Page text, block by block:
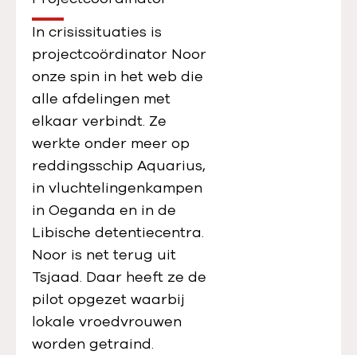
In crisissituaties is
projectcoördinator Noor
onze spin in het web die
alle afdelingen met
elkaar verbindt. Ze
werkte onder meer op
reddingsschip Aquarius,
in vluchtelingenkampen
in Oeganda en in de
Libische detentiecentra.
Noor is net terug uit
Tsjaad. Daar heeft ze de
pilot opgezet waarbij
lokale vroedvrouwen
worden getraind.